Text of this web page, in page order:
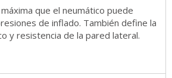
que el neumático puede
de inflado. También define la
y resistencia de la pared lateral.